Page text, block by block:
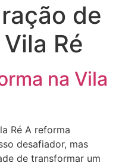
de
Ré
na Vila
Ré A reforma
desafiador, mas
de transformar um